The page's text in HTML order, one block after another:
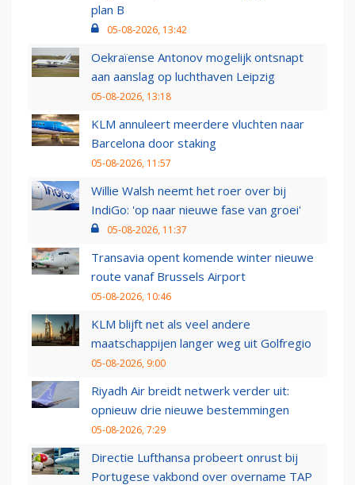
plan B
05-08-2026, 13:42
Oekraïense Antonov mogelijk ontsnapt
aan aanslag op luchthaven Leipzig
05-08-2026, 13:18
KLM annuleert meerdere vluchten naar
Barcelona door staking
05-08-2026, 11:57
Willie Walsh neemt het roer over bij
IndiGo: 'op naar nieuwe fase van groei'
05-08-2026, 11:37
Transavia opent komende winter nieuwe
route vanaf Brussels Airport
05-08-2026, 10:46
KLM blijft net als veel andere
maatschappijen langer weg uit Golfregio
05-08-2026, 9:00
Riyadh Air breidt netwerk verder uit:
opnieuw drie nieuwe bestemmingen
05-08-2026, 7:29
Directie Lufthansa probeert onrust bij
Portugese vakbond over overname TAP